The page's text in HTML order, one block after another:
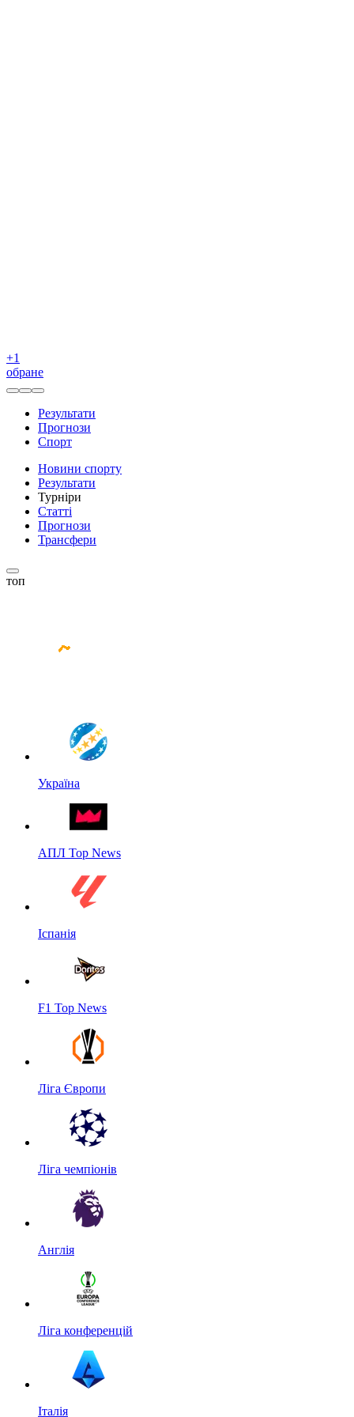
+1
обране
Результати
Прогнози
Спорт
Новини спорту
Результати
Турніри
Статті
Прогнози
Трансфери
топ
Україна
АПЛ Top News
Іспанія
F1 Top News
Ліга Європи
Ліга чемпіонів
Англія
Ліга конференцій
Італія